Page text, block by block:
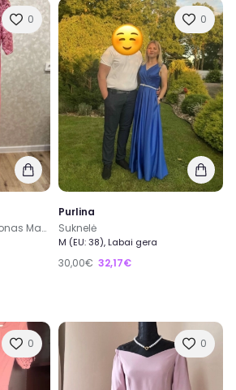
0
55% medvilnė 20% nailonas Mamalicious nauja ilga rožinė vakarinė ir išleistuvių suknelė dydis M
0
Purlina
Suknelė
M (EU: 38), Labai gera
30,00€ 32,17€
0 0